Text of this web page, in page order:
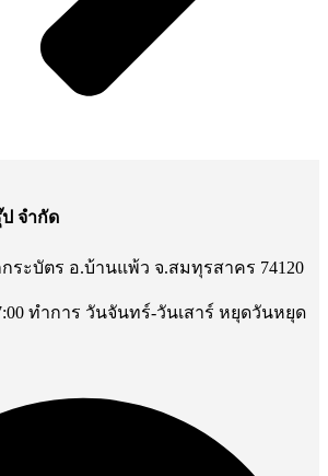
จำกัด
กระบัตร อ.บ้านแพ้ว จ.สมทุรสาคร 74120
ทำการ วันจันทร์-วันเสาร์ หยุดวันหยุด